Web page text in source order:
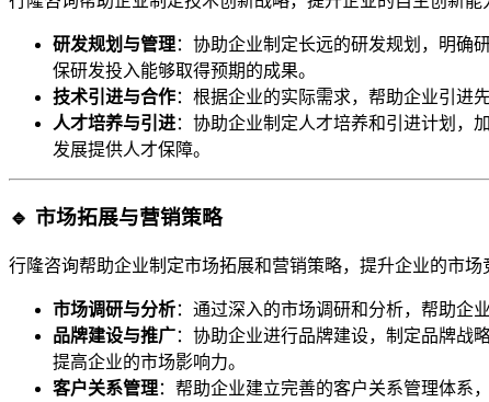
研发规划与管理：协助企业制定长远的研发规划，明确
保研发投入能够取得预期的成果。
技术引进与合作：根据企业的实际需求，帮助企业引进
人才培养与引进：协助企业制定人才培养和引进计划，
发展提供人才保障。
🔹 市场拓展与营销策略
行隆咨询帮助企业制定市场拓展和营销策略，提升企业的市场
市场调研与分析：通过深入的市场调研和分析，帮助企
品牌建设与推广：协助企业进行品牌建设，制定品牌战
提高企业的市场影响力。
客户关系管理：帮助企业建立完善的客户关系管理体系